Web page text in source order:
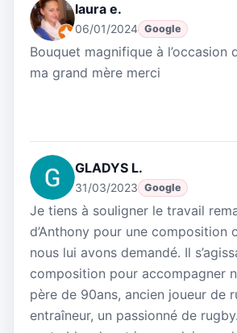
laura e.
06/01/2024 Google
Bouquet magnifique à l’occasion
ma grand mère merci
GLADYS L.
31/03/2023 Google
Je tiens à souligner le travail
d’Anthony pour une composition
nous lui avons demandé. Il
composition pour accompagner
père de 90ans, ancien joueur de
entraîneur, un passionné de